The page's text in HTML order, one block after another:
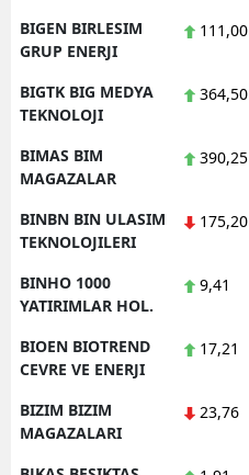
BIGEN BIRLESIM
GRUP ENERJI
111,00
BIGTK BIG MEDYA
TEKNOLOJI
364,50
BIMAS BIM
MAGAZALAR
390,25
BINBN BIN ULASIM
TEKNOLOJILERI
175,20
BINHO 1000
YATIRIMLAR HOL.
9,41
BIOEN BIOTREND
CEVRE VE ENERJI
17,21
BIZIM BIZIM
MAGAZALARI
23,76